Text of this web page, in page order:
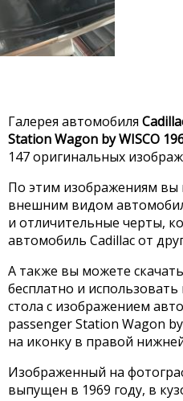
Галерея автомобиля
Station Wagon by WISCO
147 оригинальных
По этим изображениям вы
внешним видом
и отличительные черты,
автомобиль Cadillac от
А также вы можете
бесплатно и
стола с изображением
passenger Station Wagon
на иконку в правой
Изображенный на
выпущен в 1969 году, в